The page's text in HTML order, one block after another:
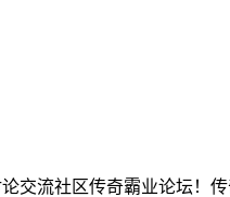
交流社区传奇霸业论坛！